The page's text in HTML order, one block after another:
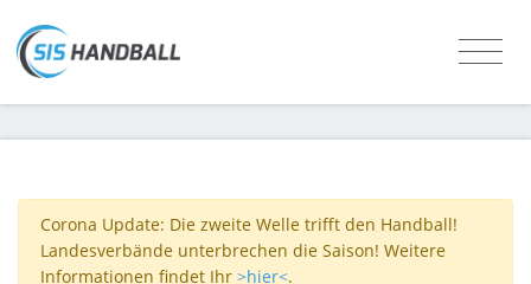
Corona Update: Die zweite Welle trifft den Handball!
Landesverbände unterbrechen die Saison! Weitere
Informationen findet Ihr >hier<.